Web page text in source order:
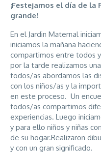
¡Festejamos el día de la
grande!
En el Jardin Maternal
iniciamos la mañana
compartimos entre todos
por la tarde realizamos
todos/as abordamos las
con los niños/as y la
en este proceso. Un
todos/as compartimos
experiencias. Luego
y para ello niños y niñas
de su hogar.Realizaron
y con un gran significado.